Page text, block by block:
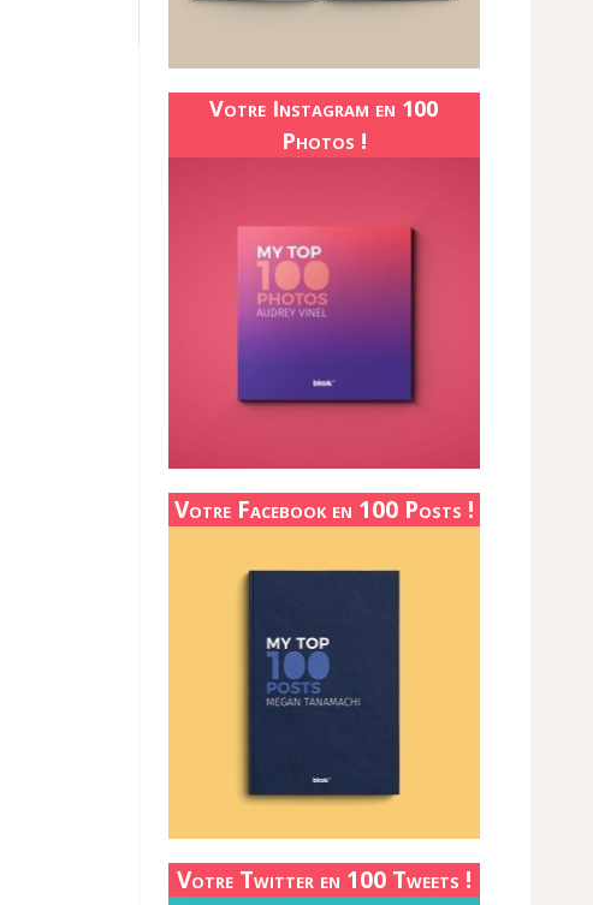
Votre Instagram en 100
Photos !
Votre Facebook en 100 Posts !
Votre Twitter en 100 Tweets !